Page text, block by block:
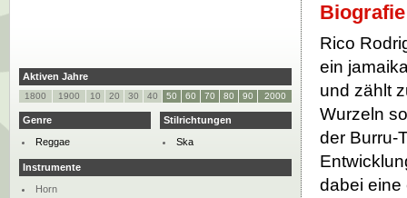
Biografie
Rico
ein
und zählt
Wurzeln
der Burru-
dabei eine
Aktiven Jahre
1800 1900 10 20 30 40 50 60 70 80 90 2000
Genre
Reggae
Stilrichtungen
Ska
Instrumente
Horn